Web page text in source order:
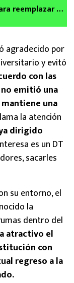
reemplazar a
agradecido por
y evitó
con las
emitió una
una
la atención
dirigido
es un DT
sacarles
su entorno, el
la
dentro del
atractivo el
con
regreso a la